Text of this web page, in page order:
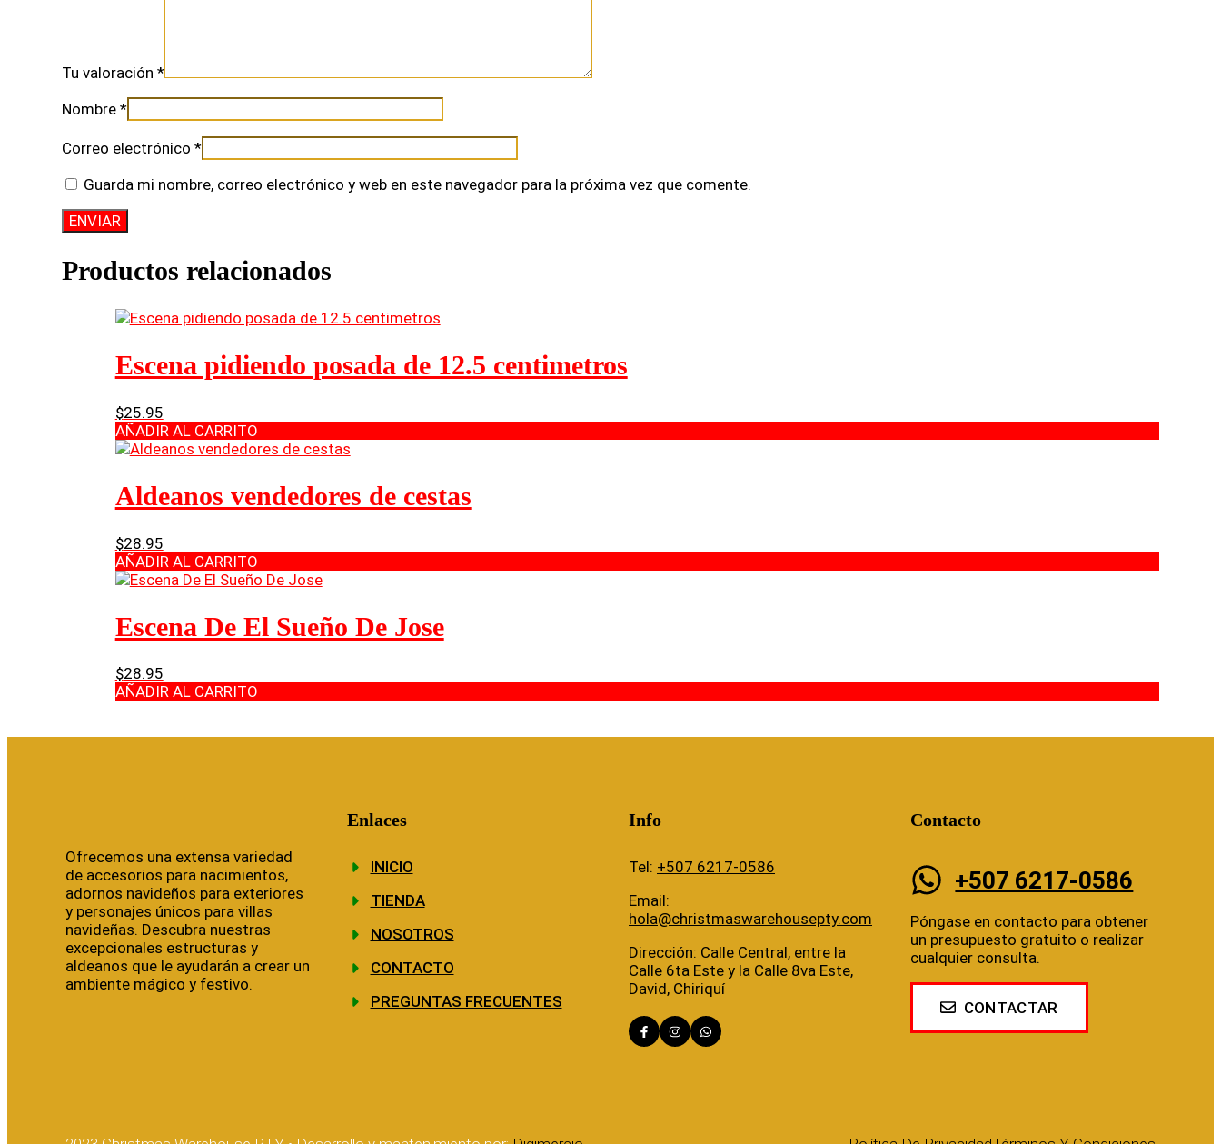
Tu valoración *
Nombre *
Correo electrónico *
Guarda mi nombre, correo electrónico y web en este navegador para la próxima vez que comente.
Productos relacionados
Escena pidiendo posada de 12.5 centimetros
$25.95
AÑADIR AL CARRITO
Aldeanos vendedores de cestas
$28.95
AÑADIR AL CARRITO
Escena De El Sueño De Jose
$28.95
AÑADIR AL CARRITO
Ofrecemos una extensa variedad
de accesorios para nacimientos,
adornos navideños para exteriores
y personajes únicos para villas
navideñas. Descubra nuestras
excepcionales estructuras y
aldeanos que le ayudarán a crear un
ambiente mágico y festivo.
Enlaces
INICIO
TIENDA
NOSOTROS
CONTACTO
PREGUNTAS FRECUENTES
Info
Tel: +507 6217-0586
Email:
hola@christmaswarehousepty.com
Dirección: Calle Central, entre la
Calle 6ta Este y la Calle 8va Este,
David, Chiriquí
Contacto
+507 6217-0586
Póngase en contacto para obtener
un presupuesto gratuito o realizar
cualquier consulta.
CONTACTAR